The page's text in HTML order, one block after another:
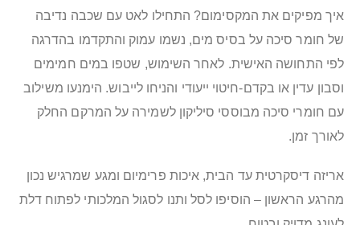
איך מפיקים את המקסימום? התחילו לאט עם שכבה נדיבה
של חומר סיכה על בסיס מים, נשמו עמוק והתקדמו בהדרגה
לפי התחושה האישית. לאחר השימוש, שטפו במים חמימים
וסבון עדין או בקדם-חיטוי ייעודי והניחו לייבוש. הימנעו משילוב
עם חומרי סיכה מבוססי סיליקון לשמירה על המרקם החלק
לאורך זמן.
אריזה דיסקרטית עד הבית, איכות פרימיום ומגע שמרגיש נכון
מהרגע הראשון – הוסיפו לסל ותנו לסגול המלכותי לפתוח דלת